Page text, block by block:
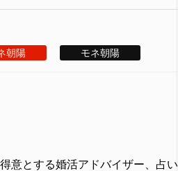
朝陽 モネ朝陽
意とする婚活アドバイザー、占い